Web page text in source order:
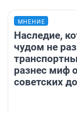
МНЕНИЕ
Наследие,
чудом не
разнес миф
советских